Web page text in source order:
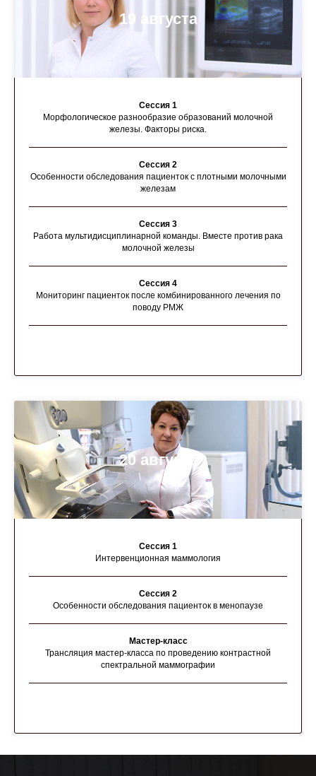
19 августа
Сессия 1
Морфологическое разнообразие образований молочной
железы. Факторы риска.
Сессия 2
Особенности обследования пациенток с плотными молочными
железам
Сессия 3
Работа мультидисциплинарной команды. Вместе против рака
молочной железы
Сессия 4
Мониторинг пациенток после комбинированного лечения по
поводу РМЖ
20 августа
Сессия 1
Интервенционная маммология
Сессия 2
Особенности обследования пациенток в менопаузе
Мастер-класс
Трансляция мастер-класса по проведению контрастной
спектральной маммографии